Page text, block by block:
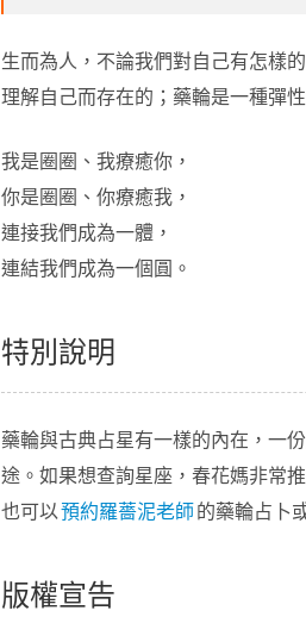
生而為人，不論我們對自己有怎樣
理解自己而存在的；藥輪是一種彈
我是圈圈、我療癒你，
你是圈圈、你療癒我，
連接我們成為一體，
連結我們成為一個圓。
特別說明
藥輪與古典占星有一樣的內在，一
途。如果想查詢星座，春花媽非常
也可以預約羅薔泥老師的藥輪占卜
版權宣告